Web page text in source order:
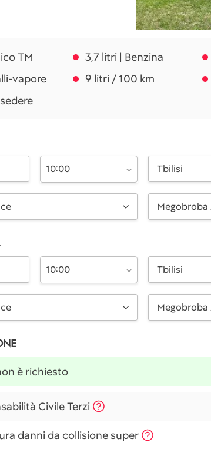
TM 3,7 litri | Benzina
vapore
9 litri / 100 km
10:00 Tbilisi
10:00 Tbilisi
è richiesto
Civile Terzi
danni da collisione super